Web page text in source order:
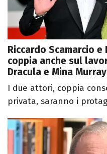
Riccardo Scamarcio
coppia anche sul
Dracula e Mina
I due attori, coppia
privata, saranno i